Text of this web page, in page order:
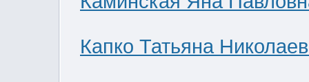
Капко Татьяна